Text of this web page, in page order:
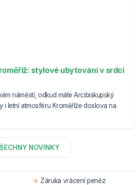
stylové ubytování v srdci
náměstí, odkud máte Arcibiskupský
i letní atmosféru Kroměříže doslova na
NOVINKY
Záruka vrácení peněz